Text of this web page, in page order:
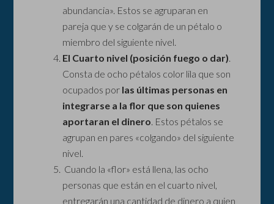
abundancia». Estos se agruparan en
pareja que y se colgarán de un pétalo o
miembro del siguiente nivel.
El Cuarto nivel (posición fuego o dar)
Consta de ocho pétalos color lila que son
ocupados por las últimas personas en
integrarse a la flor que son quienes
aportaran el dinero . Estos pétalos se
agrupan en pares «colgando» del siguiente
nivel.
Cuando la «flor» está llena, las ocho
personas que están en el cuarto nivel,
entregarán una cantidad de dinero a quien